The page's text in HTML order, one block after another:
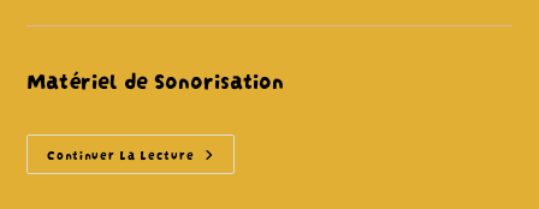
Du
Sonorisation
Matériel de Sonorisation
Continuer La Lecture Matériel
De